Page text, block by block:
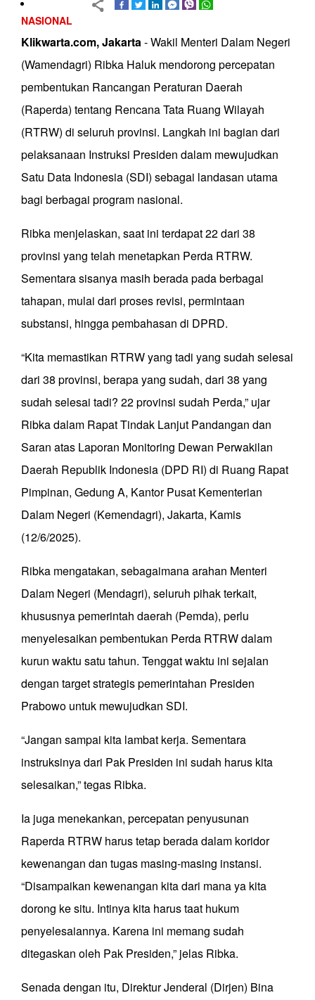
NASIONAL
Klikwarta.com, Jakarta- Wakil Menteri Dalam Negeri
(Wamendagri) Ribka Haluk mendorong percepatan
pembentukan Rancangan Peraturan Daerah
(Raperda) tentang Rencana Tata Ruang Wilayah
(RTRW) di seluruh provinsi. Langkah ini bagian dari
pelaksanaan Instruksi Presiden dalam mewujudkan
Satu Data Indonesia (SDI) sebagai landasan utama
bagi berbagai program nasional.
Ribka menjelaskan, saat ini terdapat 22 dari 38
provinsi yang telah menetapkan Perda RTRW.
Sementara sisanya masih berada pada berbagai
tahapan, mulai dari proses revisi, permintaan
substansi, hingga pembahasan di DPRD.
“Kita memastikan RTRW yang tadi yang sudah selesai
dari 38 provinsi, berapa yang sudah, dari 38 yang
sudah selesai tadi? 22 provinsi sudah Perda,” ujar
Ribka dalam Rapat Tindak Lanjut Pandangan dan
Saran atas Laporan Monitoring Dewan Perwakilan
Daerah Republik Indonesia (DPD RI) di Ruang Rapat
Pimpinan, Gedung A, Kantor Pusat Kementerian
Dalam Negeri (Kemendagri), Jakarta, Kamis
(12/6/2025).
Ribka mengatakan, sebagaimana arahan Menteri
Dalam Negeri (Mendagri), seluruh pihak terkait,
khususnya pemerintah daerah (Pemda), perlu
menyelesaikan pembentukan Perda RTRW dalam
kurun waktu satu tahun. Tenggat waktu ini sejalan
dengan target strategis pemerintahan Presiden
Prabowo untuk mewujudkan SDI.
“Jangan sampai kita lambat kerja. Sementara
instruksinya dari Pak Presiden ini sudah harus kita
selesaikan,” tegas Ribka.
Ia juga menekankan, percepatan penyusunan
Raperda RTRW harus tetap berada dalam koridor
kewenangan dan tugas masing-masing instansi.
“Disampaikan kewenangan kita dari mana ya kita
dorong ke situ. Intinya kita harus taat hukum
penyelesaiannya. Karena ini memang sudah
ditegaskan oleh Pak Presiden,” jelas Ribka.
Senada dengan itu, Direktur Jenderal (Dirjen) Bina